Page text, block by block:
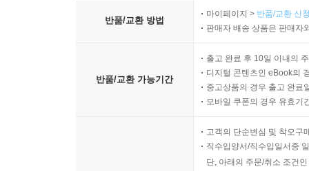
반품/교환 방법
마이페이지 > 반품/교환 신
판매자 배송 상품은 판매자
반품/교환 가능기간
출고 완료 후 10일 이내의
디지털 콘텐츠인 eBook의
중고상품의 경우 출고 완료
모바일 쿠폰의 경우 유효기
고객의 단순변심 및 착오구
직수입양서/직수입일서중
단, 아래의 주문/취소 조건